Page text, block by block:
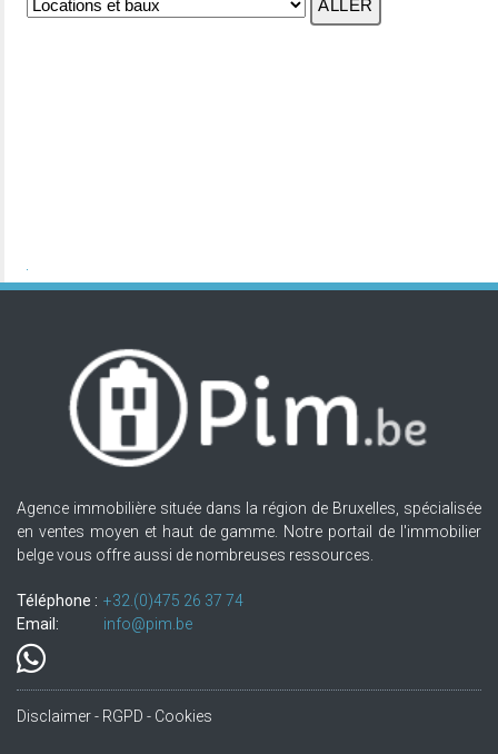
Agence immobilière située dans la région de Bruxelles, spécialisée
en ventes moyen et haut de gamme. Notre portail de l'immobilier
belge vous offre aussi de nombreuses ressources.
Téléphone : +32.(0)475 26 37 74
Email:
info@pim.be
Disclaimer - RGPD - Cookies